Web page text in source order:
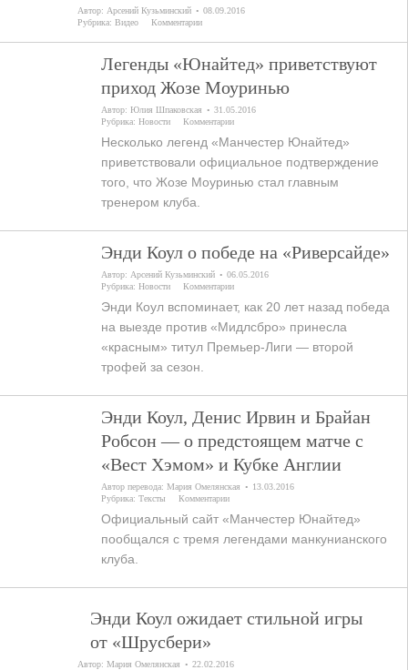
Автор: Арсений Кузьминский
08.09.2016
Рубрика: Видео Комментарии
Легенды «Юнайтед» приветствуют
приход Жозе Моуринью
Автор:Юлия Шпаковская
31.05.2016
Рубрика:Новости Комментарии
Несколько легенд «Манчестер Юнайтед»
приветствовали официальное подтверждение
того, что Жозе Моуринью стал главным
тренером клуба.
Энди Коул о победе на «Риверсайде»
Автор: Арсений Кузьминский
06.05.2016
Рубрика:Новости Комментарии
Энди Коул вспоминает, как 20 лет назад победа
на выезде против «Мидлсбро» принесла
«красным» титул Премьер-Лиги — второй
трофей за сезон.
Энди Коул, Денис Ирвин и Брайан
Робсон — о предстоящем матче с
«Вест Хэмом» и Кубке Англии
Автор перевода:Мария Омелянская
13.03.2016
Рубрика:Тексты Комментарии
Официальный сайт «Манчестер Юнайтед»
пообщался с тремя легендами манкунианского
клуба.
Энди Коул ожидает стильной игры
от «Шрусбери»
Автор: Мария Омелянская
22.02.2016